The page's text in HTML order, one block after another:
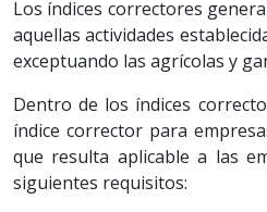
Los índices correctores
aquellas actividades
exceptuando las agrícolas y
Dentro de los índices
índice corrector para
que resulta aplicable a las
siguientes requisitos: